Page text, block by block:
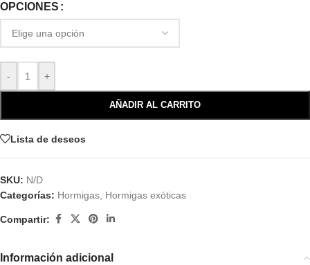
OPCIONES
- +
AÑADIR AL CARRITO
Lista de deseos
SKU: N/D
Categorías: Hormigas, Hormigas exóticas
Compartir:
Información adicional